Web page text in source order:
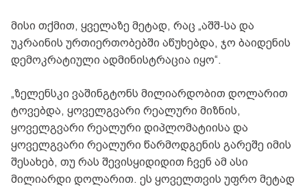
მისი თქმით, ყველაზე მეტად, რაც „აშშ-სა და
უკრაინის ურთიერთობებში აწუხებდა, ჯო ბაიდენის
დემოკრატიული ადმინისტრაცია იყო“.
„ზელენსკი ვაშინგტონს მილიარდობით დოლარით
ტოვებდა, ყოველგვარი რეალური მიზნის,
ყოველგვარი რეალური დიპლომატიისა და
ყოველგვარი რეალური წარმოდგენის გარეშე იმის
შესახებ, თუ რას შევისყიდიდით ჩვენ ამ ასი
მილიარდი დოლარით. ეს ყოველთვის უფრო მეტად